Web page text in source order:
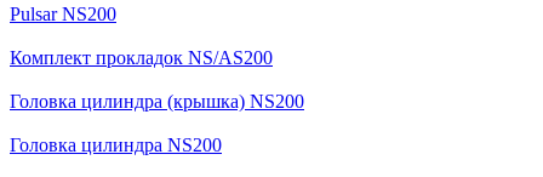
Pulsar NS200
Комплект прокладок NS/AS200
Головка цилиндра (крышка) NS200
Головка цилиндра NS200